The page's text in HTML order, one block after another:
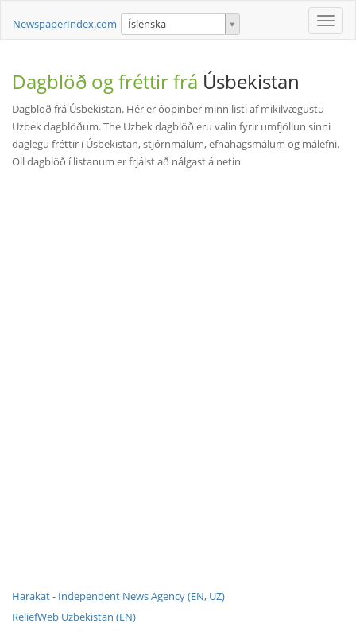
Toggle
NewspaperIndex.com Íslenska
Dagblöð og fréttir frá Úsbekistan
Dagblöð frá Úsbekistan. Hér er óopinber minn listi af mikilvægustu
Uzbek dagblöðum. The Uzbek dagblöð eru valin fyrir umfjöllun sinni
daglegu fréttir í Úsbekistan, stjórnmálum, efnahagsmálum og málefni.
Öll dagblöð í listanum er frjálst að nálgast á netin
Harakat - Independent News Agency (EN, UZ)
ReliefWeb Uzbekistan (EN)